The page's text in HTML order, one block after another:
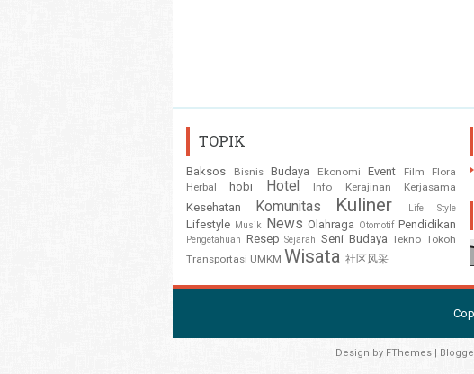
TOPIK
Baksos Bisnis Budaya Ekonomi Event Film
Flora
Herbal
hobi Hotel Info Kerajinan Kerjasama
Kesehatan Komunitas Kuliner Life Style
Lifestyle Musik News Olahraga Otomotif Pendidikan
Pengetahuan Resep Sejarah Seni Budaya Tekno Tokoh
Transportasi UMKM Wisata 社区风采
Design by FThemes |